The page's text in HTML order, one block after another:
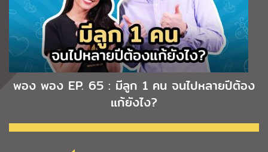
พอง พอง EP. 65 : มีลูก 1 คน จนไปหลายปีต้อง
แก้ยังไง?